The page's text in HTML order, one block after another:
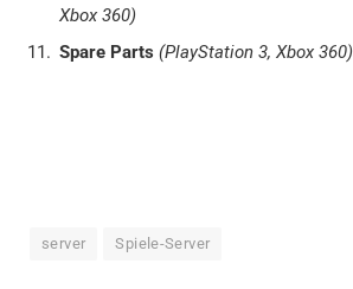
Xbox 360)
Spare Parts (PlayStation 3, Xbox 360)
server Spiele-Server